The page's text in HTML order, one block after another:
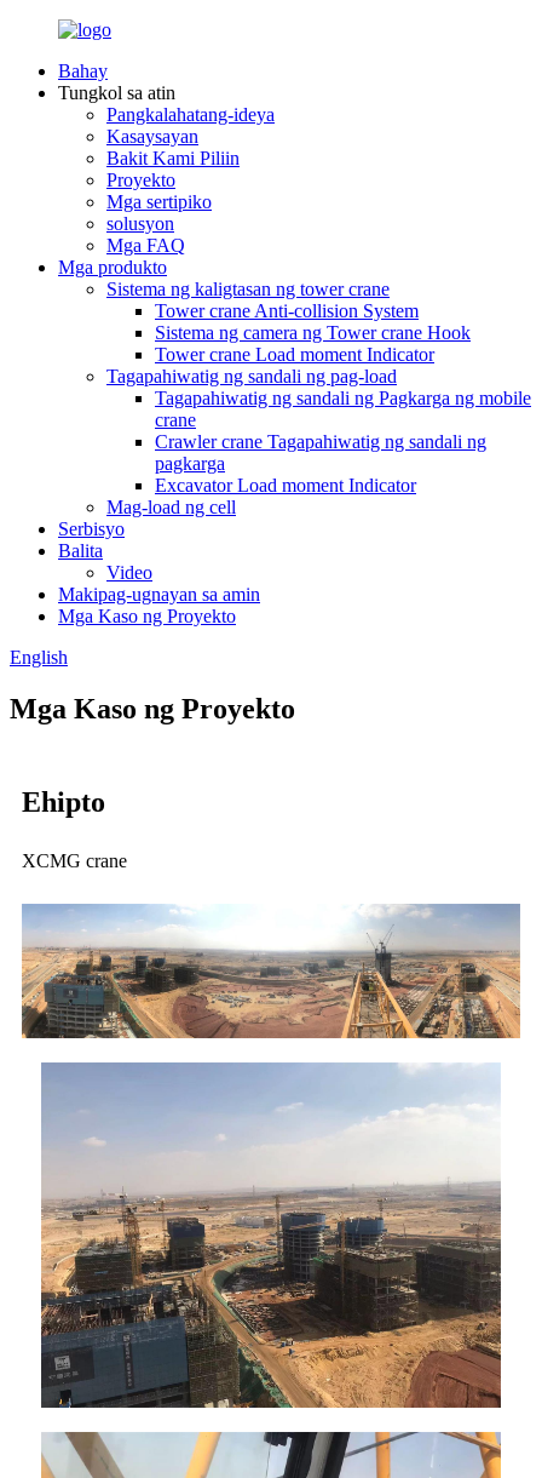
Bahay
Tungkol sa atin
Pangkalahatang-ideya
Kasaysayan
Bakit Kami Piliin
Proyekto
Mga sertipiko
solusyon
Mga FAQ
Mga produkto
Sistema ng kaligtasan ng tower crane
Tower crane Anti-collision System
Sistema ng camera ng Tower crane Hook
Tower crane Load moment Indicator
Tagapahiwatig ng sandali ng pag-load
Tagapahiwatig ng sandali ng Pagkarga ng mobile
crane
Crawler crane Tagapahiwatig ng sandali ng
pagkarga
Excavator Load moment Indicator
Mag-load ng cell
Serbisyo
Balita
Video
Makipag-ugnayan sa amin
Mga Kaso ng Proyekto
English
Mga Kaso ng Proyekto
Ehipto
XCMG crane